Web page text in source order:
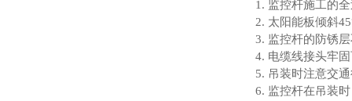
1. 监控杆施工的
2. 太阳能板倾斜
3. 监控杆的防锈
4. 电缆线接头牢
5. 吊装时注意交
6. 监控杆在吊装